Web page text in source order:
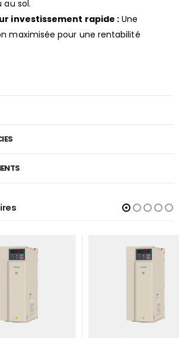
au sol.
investissement rapide : Une
maximisée pour une rentabilité